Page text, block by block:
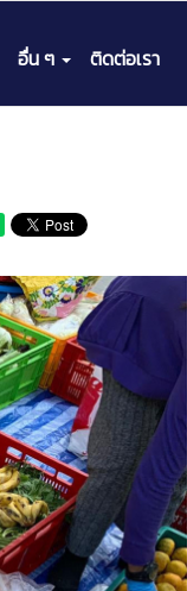
อื่น ๆ ติดต่อเรา